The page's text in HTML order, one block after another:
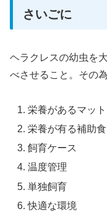
さいごに
ヘラクレスの幼虫を
べさせること。その
栄養があるマット
栄養が有る補助食
飼育ケース
温度管理
単独飼育
快適な環境